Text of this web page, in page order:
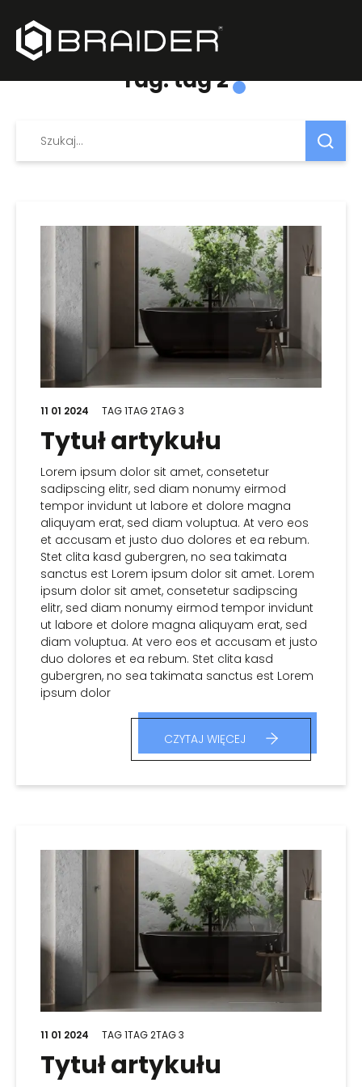
Tag: tag 2
11 01 2024 TAG 1TAG 2TAG 3
Tytuł artykułu
Lorem ipsum dolor sit amet, consetetur
sadipscing elitr, sed diam nonumy eirmod
tempor invidunt ut labore et dolore magna
aliquyam erat, sed diam voluptua. At vero eos
et accusam et justo duo dolores et ea rebum.
Stet clita kasd gubergren, no sea takimata
sanctus est Lorem ipsum dolor sit amet. Lorem
ipsum dolor sit amet, consetetur sadipscing
elitr, sed diam nonumy eirmod tempor invidunt
ut labore et dolore magna aliquyam erat, sed
diam voluptua. At vero eos et accusam et justo
duo dolores et ea rebum. Stet clita kasd
gubergren, no sea takimata sanctus est Lorem
ipsum dolor
CZYTAJ WIĘCEJ
11 01 2024 TAG 1TAG 2TAG 3
Tytuł artykułu